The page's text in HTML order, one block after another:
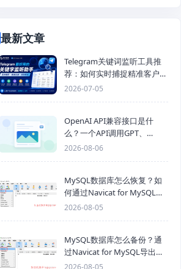
最新文章
Telegram关键词监听工具推
荐：如何实时捕捉精准客户，
提高获客效率？
2026-07-05
OpenAI API兼容接口是什
么？一个API调用GPT、
Claude、Gemini、DeepSeek
2026-08-06
MySQL数据库怎么恢复？如
何通过Navicat for MySQL导
入SQL备份文件
2026-08-05
MySQL数据库怎么备份？通
过Navicat for MySQL导出
Mysql数据库为SQL格式备份
2026-08-05